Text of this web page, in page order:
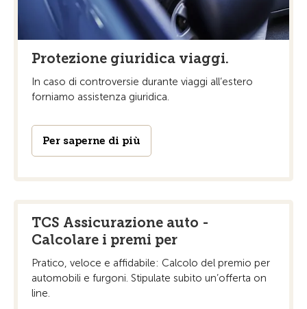
Protezione giuridica viaggi.
In caso di controversie durante viaggi all’estero
forniamo assistenza giuridica.
Per saperne di più
TCS Assicurazione auto -
Calcolare i premi per
Pratico, veloce e affidabile: Calcolo del premio per
automobili e furgoni. Stipulate subito un’offerta on
line.